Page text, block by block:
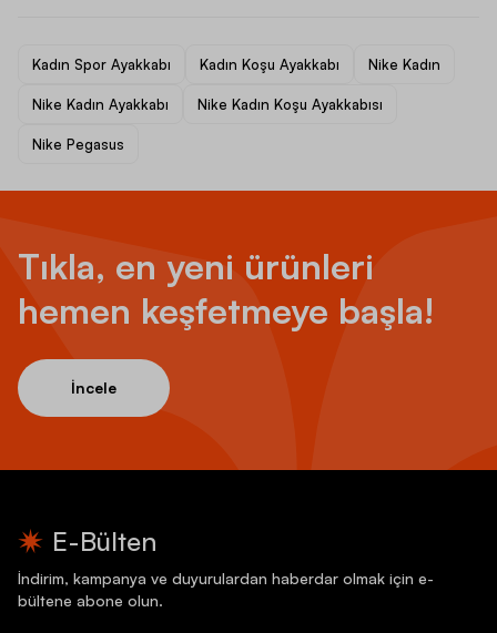
Kadın Spor Ayakkabı Kadın Koşu Ayakkabı Nike Kadın
Nike Kadın Ayakkabı Nike Kadın Koşu Ayakkabısı
Nike Pegasus
Tıkla, en yeni ürünleri
hemen keşfetmeye başla!
İncele
E-Bülten
İndirim, kampanya ve duyurulardan haberdar olmak için e-
bültene abone olun.